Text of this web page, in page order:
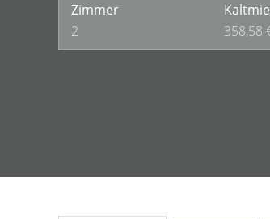
Zimmer
2
358,58